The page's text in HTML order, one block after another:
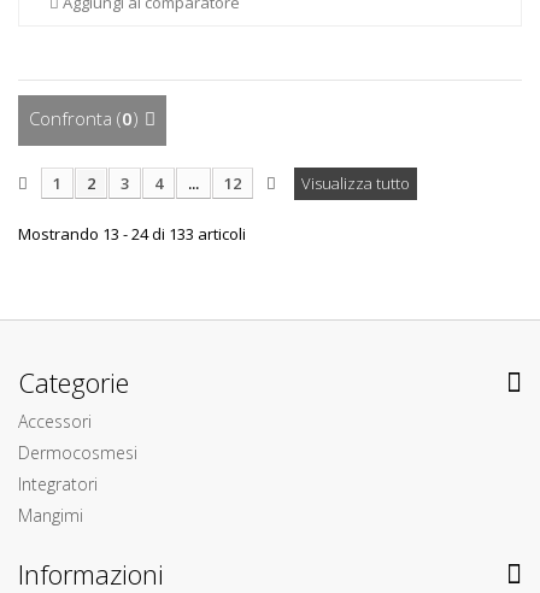
Confronta (0)
Visualizza tutto
1 2 3 4 ... 12
Mostrando 13 - 24 di 133 articoli
Categorie
Accessori
Dermocosmesi
Integratori
Mangimi
Informazioni